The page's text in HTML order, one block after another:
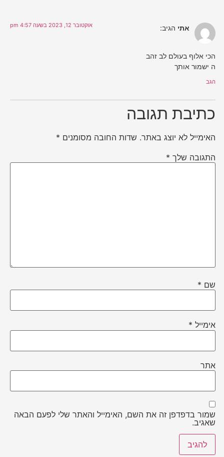
אתי הגיב: אוקטובר 12, 2023 בשעה 4:57 pm
הכי אלוף בעולם לב זהב
ה ישמור אותך
הגב
כתיבת תגובה
האימייל לא יוצג באתר. שדות החובה מסומנים *
התגובה שלך *
שם *
אימייל *
אתר
שמור בדפדפן זה את השם, האימייל והאתר שלי לפעם הבאה
שאגיב.